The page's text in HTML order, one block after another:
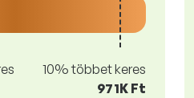
10% többet keres
971K Ft